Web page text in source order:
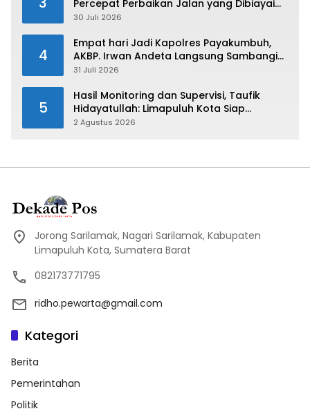
Percepat Perbaikan Jalan yang Dibiayai
Tambahan Dana TKD
30 Juli 2026
4
Empat hari Jadi Kapolres Payakumbuh,
AKBP. Irwan Andeta Langsung Sambangi
PWI Kota Payakumbuh
31 Juli 2026
5
Hasil Monitoring dan Supervisi, Taufik
Hidayatullah: Limapuluh Kota Siap
Kirimkan Atlet Terbaiknya Pada Porprov
2 Agustus 2026
Jorong Sarilamak, Nagari Sarilamak, Kabupaten
Limapuluh Kota, Sumatera Barat
082173771795
ridho.pewarta@gmail.com
Kategori
Berita
Pemerintahan
Politik